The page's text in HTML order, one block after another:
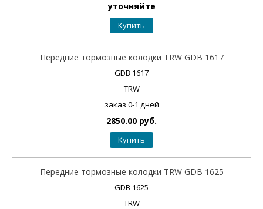
уточняйте
Купить
Передние тормозные колодки TRW GDB 1617
GDB 1617
TRW
заказ 0-1 дней
2850.00 руб.
Купить
Передние тормозные колодки TRW GDB 1625
GDB 1625
TRW